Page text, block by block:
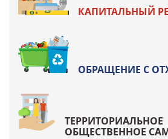
КАПИТАЛЬНЫЙ
ОБРАЩЕНИЕ С
ТЕРРИТОРИАЛЬНОЕ
ОБЩЕСТВЕННОЕ